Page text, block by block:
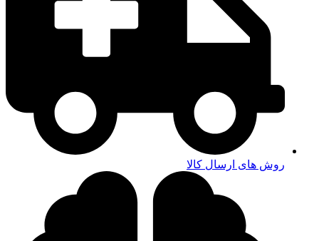
روش های ارسال کالا